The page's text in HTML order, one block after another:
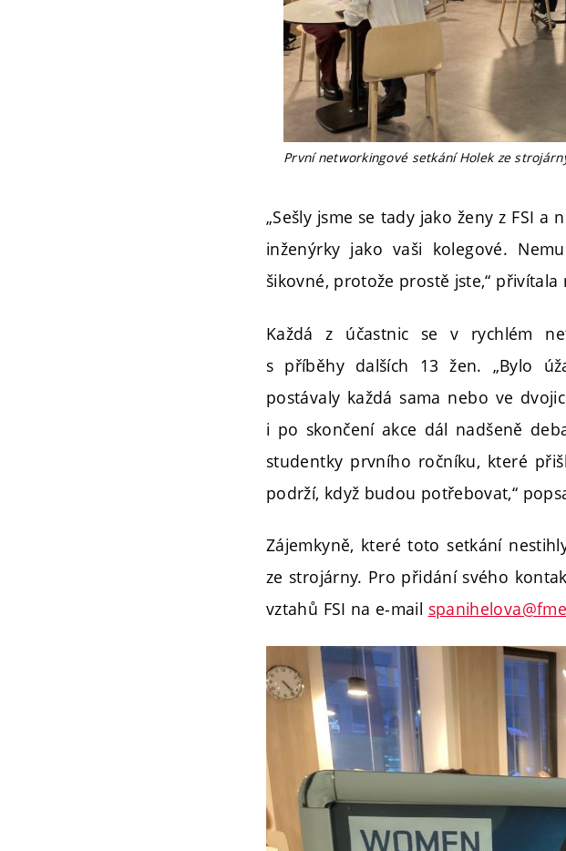
První networkingové setkání Holek ze
„Sešly jsme se tady jako ženy z FSI
inženýrky jako vaši kolegové.
šikovné, protože prostě jste,“
Každá z účastnic se v rychlém
s příběhy dalších 13 žen. „Bylo
postávaly každá sama nebo ve
i po skončení akce dál nadšeně
studentky prvního ročníku, které
podrží, když budou potřebovat,“
Zájemkyně, které toto setkání
ze strojárny. Pro přidání svého
vztahů FSI na e-mail